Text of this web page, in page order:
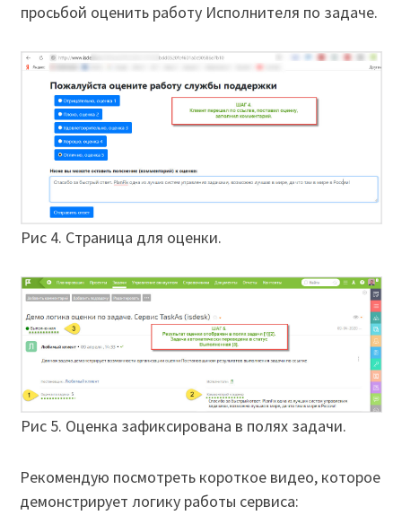
просьбой оценить работу Исполнителя по задаче.
Рис 4. Страница для оценки.
Рис 5. Оценка зафиксирована в полях задачи.
Рекомендую посмотреть короткое видео, которое
демонстрирует логику работы сервиса: